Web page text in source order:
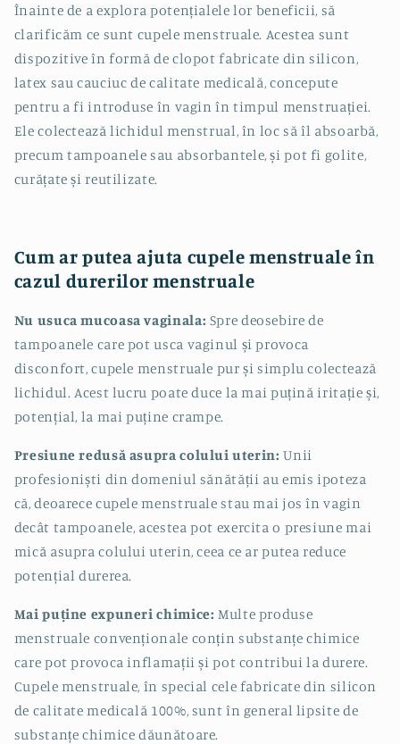
Înainte de a explora potențialele lor beneficii, să
clarificăm ce sunt cupele menstruale. Acestea sunt
dispozitive în formă de clopot fabricate din silicon,
latex sau cauciuc de calitate medicală, concepute
pentru a fi introduse în vagin în timpul menstruației.
Ele colectează lichidul menstrual, în loc să îl absoarbă,
precum tampoanele sau absorbantele, și pot fi golite,
curățate și reutilizate.
Cum ar putea ajuta cupele menstruale în
cazul durerilor menstruale
Nu usuca mucoasa vaginala: Spre deosebire de
tampoanele care pot usca vaginul și provoca
disconfort, cupele menstruale pur și simplu colectează
lichidul. Acest lucru poate duce la mai puțină iritație și,
potențial, la mai puține crampe.
Presiune redusă asupra colului uterin: Unii
profesioniști din domeniul sănătății au emis ipoteza
că, deoarece cupele menstruale stau mai jos în vagin
decât tampoanele, acestea pot exercita o presiune mai
mică asupra colului uterin, ceea ce ar putea reduce
potențial durerea.
Mai puține expuneri chimice: Multe produse
menstruale convenționale conțin substanțe chimice
care pot provoca inflamații și pot contribui la durere.
Cupele menstruale, în special cele fabricate din silicon
de calitate medicală 100%, sunt în general lipsite de
substanțe chimice dăunătoare.